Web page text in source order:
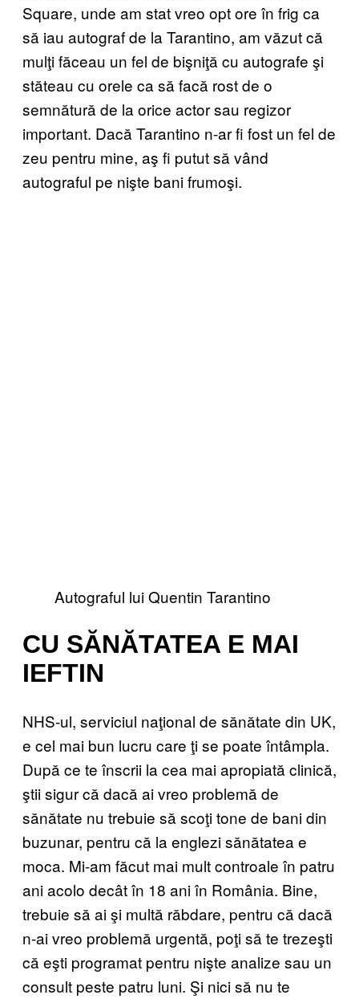
Square, unde am stat vreo opt ore în frig ca
să iau autograf de la Tarantino, am văzut că
mulţi făceau un fel de bişniţă cu autografe şi
stăteau cu orele ca să facă rost de o
semnătură de la orice actor sau regizor
important. Dacă Tarantino n-ar fi fost un fel de
zeu pentru mine, aş fi putut să vând
autograful pe nişte bani frumoşi.
Autograful lui Quentin Tarantino
CU SĂNĂTATEA E MAI
IEFTIN
NHS-ul, serviciul naţional de sănătate din UK,
e cel mai bun lucru care ţi se poate întâmpla.
După ce te înscrii la cea mai apropiată clinică,
ştii sigur că dacă ai vreo problemă de
sănătate nu trebuie să scoţi tone de bani din
buzunar, pentru că la englezi sănătatea e
moca. Mi-am făcut mai mult controale în patru
ani acolo decât în 18 ani în România. Bine,
trebuie să ai şi multă răbdare, pentru că dacă
n-ai vreo problemă urgentă, poţi să te trezeşti
că eşti programat pentru nişte analize sau un
consult peste patru luni. Şi nici să nu te